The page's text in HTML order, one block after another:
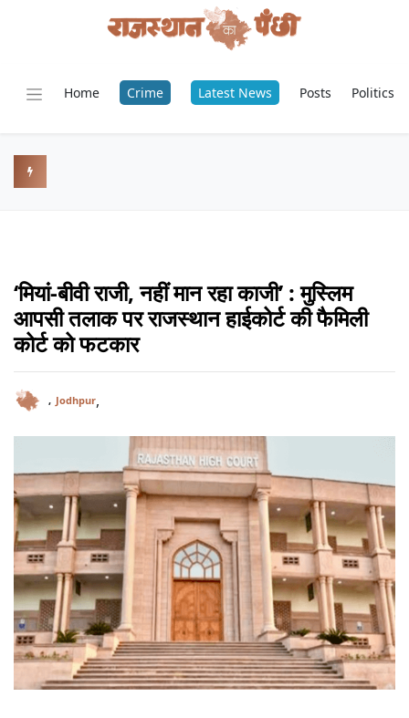
Home Crime Latest News Posts Politics
‘मियां-बीवी राजी, नहीं मान रहा काजी’ : मुस्लिम
आपसी तलाक पर राजस्थान हाईकोर्ट की फैमिली
कोर्ट को फटकार
, Jodhpur,